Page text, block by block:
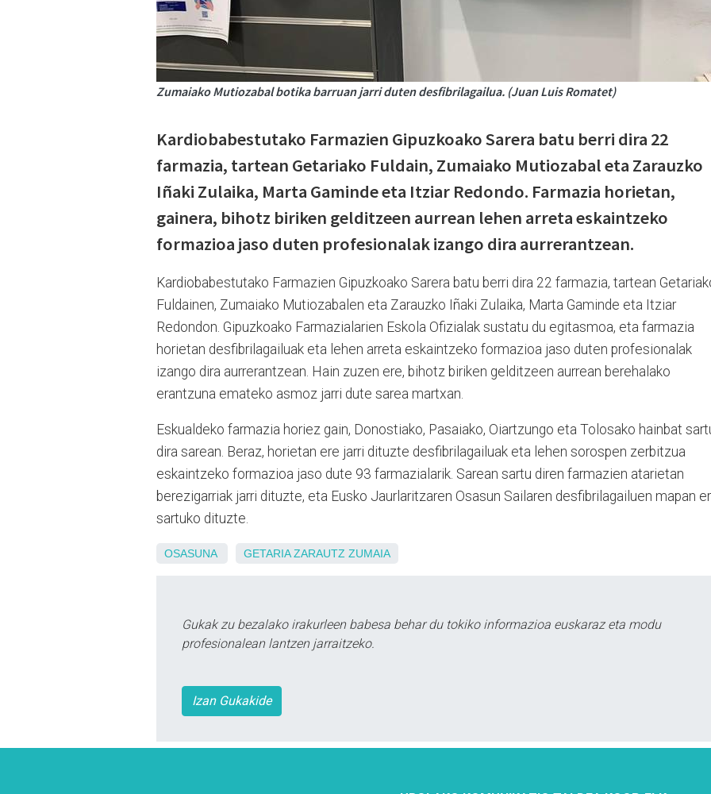
Zumaiako Mutiozabal botika barruan jarri duten desfibrilagailua. (Juan Luis Romatet)
Kardiobabestutako Farmazien Gipuzkoako Sarera batu berri dira 22
farmazia, tartean Getariako Fuldain, Zumaiako Mutiozabal eta Zarauzko
Iñaki Zulaika, Marta Gaminde eta Itziar Redondo. Farmazia horietan,
gainera, bihotz biriken gelditzeen aurrean lehen arreta eskaintzeko
formazioa jaso duten profesionalak izango dira aurrerantzean.
Kardiobabestutako Farmazien Gipuzkoako Sarera batu berri dira 22 farmazia, tartean
Fuldainen, Zumaiako Mutiozabalen eta Zarauzko Iñaki Zulaika, Marta Gaminde eta Itziar
Redondon. Gipuzkoako Farmazialarien Eskola Ofizialak sustatu du egitasmoa, eta farmazia
horietan desfibrilagailuak eta lehen arreta eskaintzeko formazioa jaso duten profesionalak
izango dira aurrerantzean. Hain zuzen ere, bihotz biriken gelditzeen aurrean berehalako
erantzuna emateko asmoz jarri dute sarea martxan.
Eskualdeko farmazia horiez gain, Donostiako, Pasaiako, Oiartzungo eta Tolosako hainbat
dira sarean. Beraz, horietan ere jarri dituzte desfibrilagailuak eta lehen sorospen zerbitzua
eskaintzeko formazioa jaso dute 93 farmazialarik. Sarean sartu diren farmazien atarietan
berezigarriak jarri dituzte, eta Eusko Jaurlaritzaren Osasun Sailaren desfibrilagailuen mapan
sartuko dituzte.
OSASUNA GETARIA ZARAUTZ ZUMAIA
Gukak zu bezalako irakurleen babesa behar du tokiko informazioa euskaraz eta modu
profesionalean lantzen jarraitzeko.
Izan Gukakide